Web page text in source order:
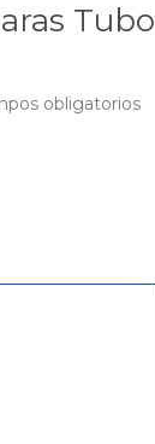
Tubo
obligatorios